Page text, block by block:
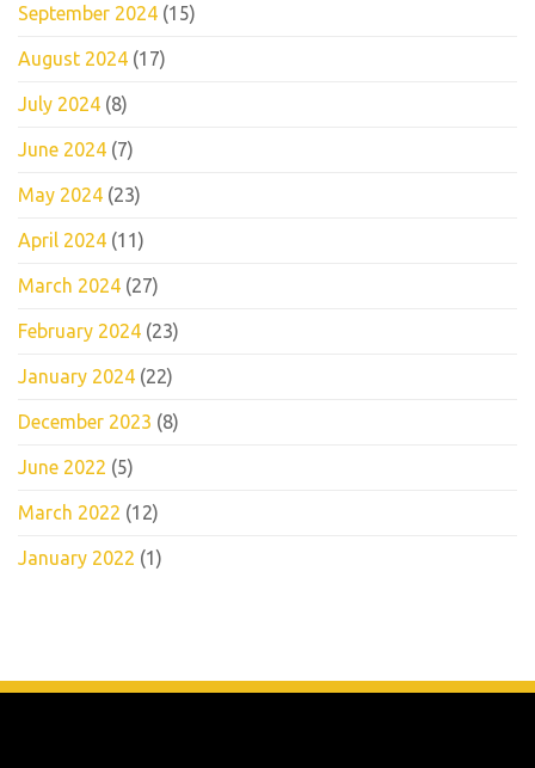
September 2024 (15)
August 2024 (17)
July 2024 (8)
June 2024 (7)
May 2024 (23)
April 2024 (11)
March 2024 (27)
February 2024 (23)
January 2024 (22)
December 2023 (8)
June 2022 (5)
March 2022 (12)
January 2022 (1)